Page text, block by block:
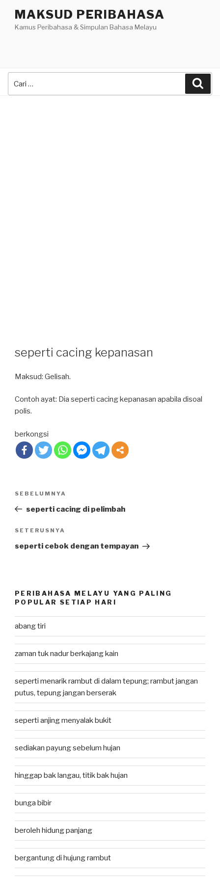
content
MAKSUD PERIBAHASA
Kamus Peribahasa & Simpulan Bahasa Melayu
seperti cacing kepanasan
Maksud: Gelisah.
Contoh ayat: Dia seperti cacing kepanasan apabila disoal
polis.
berkongsi
Previous
Post
SEBELUMNYA
seperti cacing di pelimbah
Next
Post
SETERUSNYA
seperti cebok dengan tempayan
PERIBAHASA MELAYU YANG PALING
POPULAR SETIAP HARI
abang tiri
zaman tuk nadur berkajang kain
seperti menarik rambut di dalam tepung; rambut jangan
putus, tepung jangan berserak
seperti anjing menyalak bukit
sediakan payung sebelum hujan
hinggap bak langau, titik bak hujan
bunga bibir
beroleh hidung panjang
bergantung di hujung rambut